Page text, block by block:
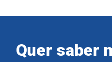
Quer saber